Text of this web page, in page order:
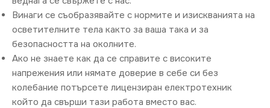
Винаги се съобразявайте с нормите и изискванията на
осветителните тела както за ваша така и за
безопасността на околните.
Ако не знаете как да се справите с високите
напрежения или нямате доверие в себе си без
колебание потърсете лицензиран електротехник
който да свърши тази работа вместо вас.